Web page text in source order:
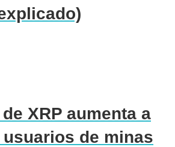
XRP aumenta a
de minas